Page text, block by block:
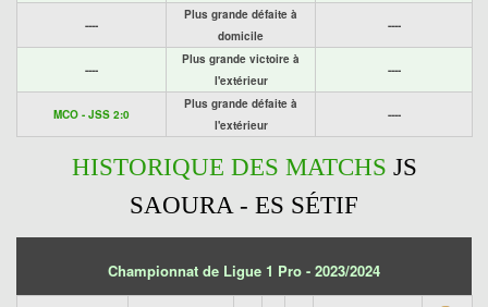
----
Plus grande défaite à
domicile
----
----
Plus grande victoire à
l'extérieur
----
MCO - JSS 2:0
Plus grande défaite à
l'extérieur
----
HISTORIQUE DES MATCHS JS
SAOURA - ES SÉTIF
Championnat de Ligue 1 Pro - 2023/2024